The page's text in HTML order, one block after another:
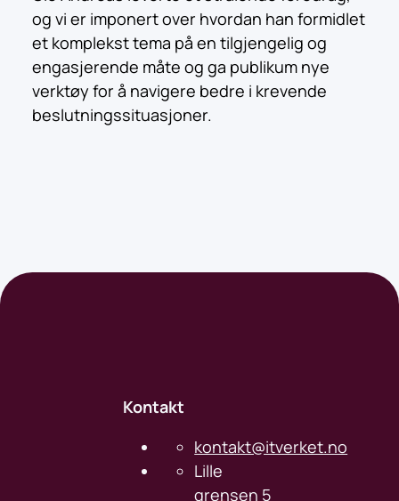
og vi er imponert over hvordan han formidlet
et komplekst tema på en tilgjengelig og
engasjerende måte og ga publikum nye
verktøy for å navigere bedre i krevende
beslutningssituasjoner.
Kontakt
kontakt@itverket.no
Lille
grensen 5